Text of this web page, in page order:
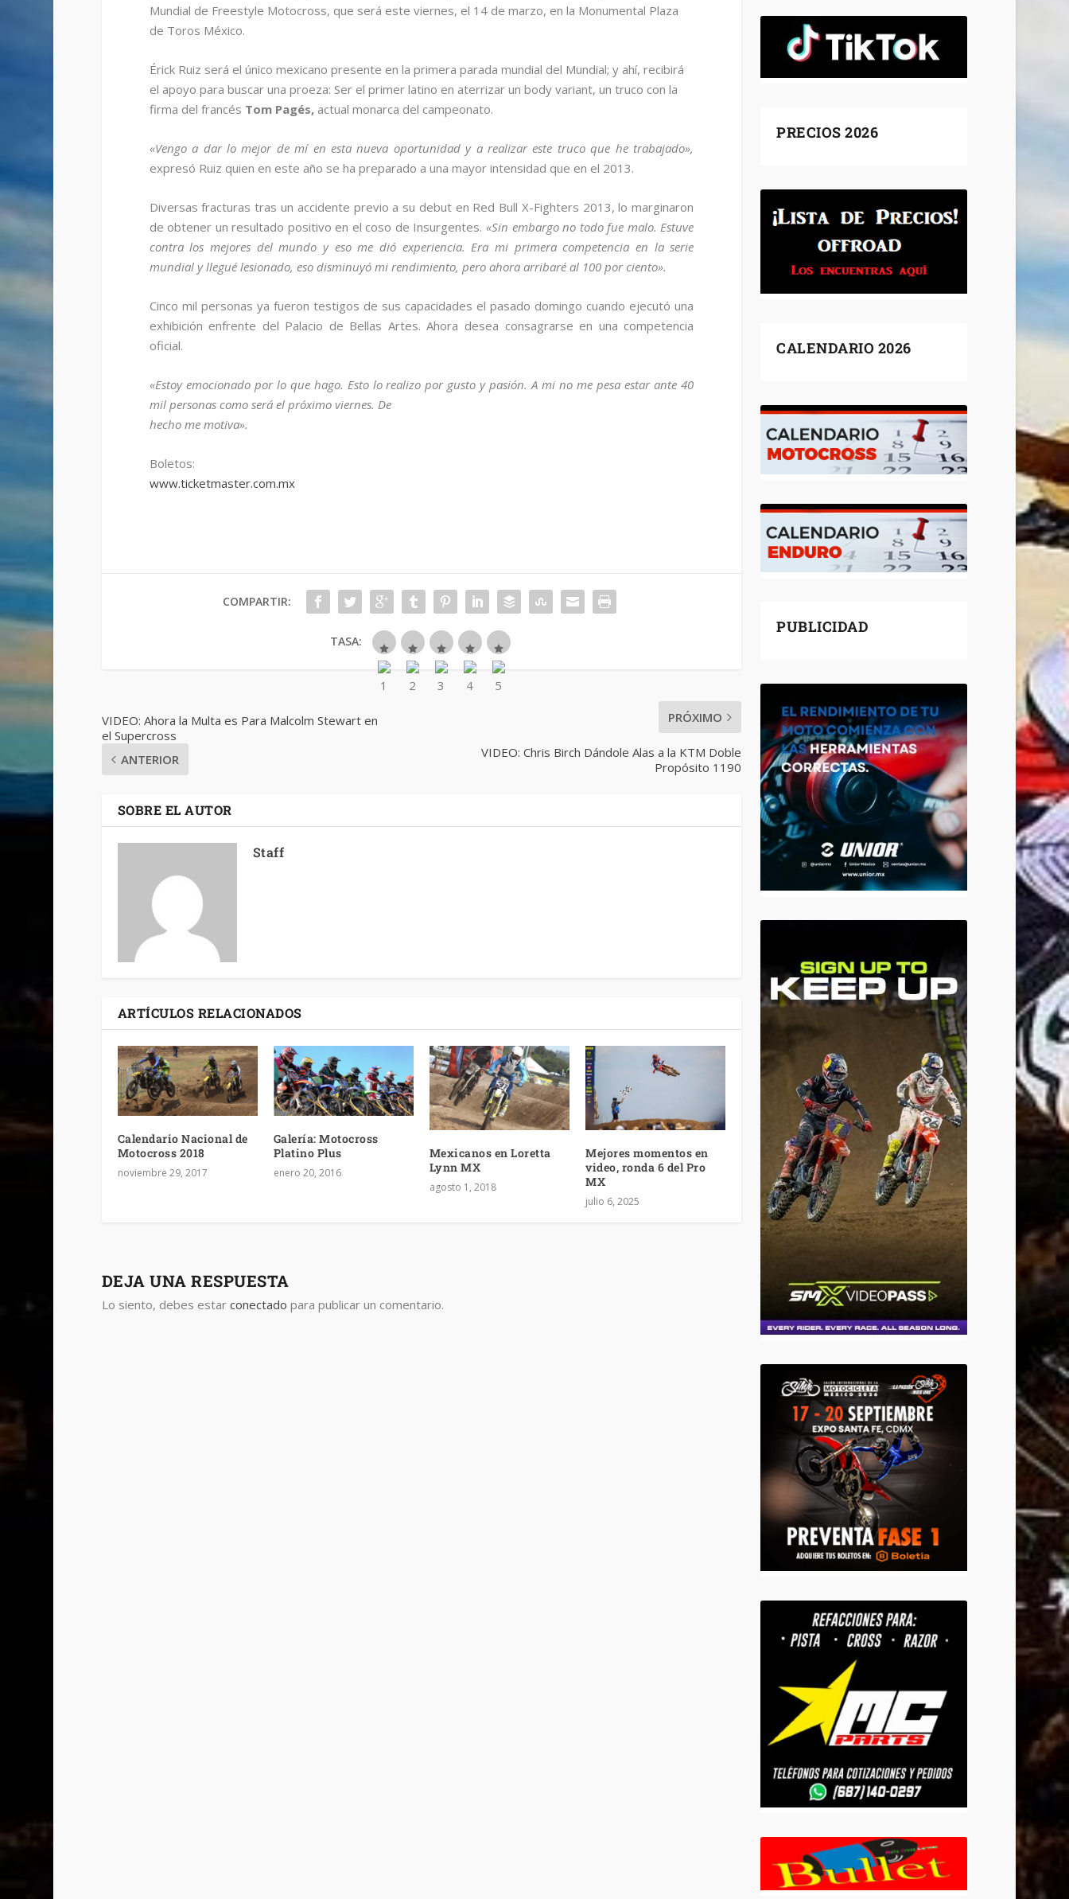
Mundial de Freestyle Motocross, que será este viernes, el 14 de marzo, en la Monumental Plaza
de Toros México.
Érick Ruiz será el único mexicano presente en la primera parada mundial del Mundial; y ahí, recibirá
el apoyo para buscar una proeza: Ser el primer latino en aterrizar un body variant, un truco con la
firma del francés Tom Pagés,actual monarca del campeonato.
«Vengo a dar lo mejor de mí en esta nueva oportunidad y a realizar este truco que he trabajado»,
expresó Ruiz quien en este año se ha preparado a una mayor intensidad que en el 2013.
Diversas fracturas tras un accidente previo a su debut en Red Bull X-Fighters 2013, lo marginaron
de obtener un resultado positivo en el coso de Insurgentes. «Sin embargo no todo fue malo. Estuve
contra los mejores del mundo y eso me dió experiencia. Era mi primera competencia en la serie
mundial y llegué lesionado, eso disminuyó mi rendimiento, pero ahora arribaré al 100 por ciento».
Cinco mil personas ya fueron testigos de sus capacidades el pasado domingo cuando ejecutó una
exhibición enfrente del Palacio de Bellas Artes. Ahora desea consagrarse en una competencia
oficial.
«Estoy emocionado por lo que hago. Esto lo realizo por gusto y pasión. A mi no me pesa estar ante 40
mil personas como será el próximo viernes. De
hecho me motiva».
Boletos:
www.ticketmaster.com.mx
COMPARTIR:
TASA:
VIDEO: Ahora la Multa es Para Malcolm Stewart en
el Supercross
ANTERIOR
PRÓXIMO
VIDEO: Chris Birch Dándole Alas a la KTM Doble
Propósito 1190
SOBRE EL AUTOR
Staff
ARTÍCULOS RELACIONADOS
Calendario Nacional de
Motocross 2018
noviembre 29, 2017
Galería: Motocross
Platino Plus
enero 20, 2016
Mexicanos en Loretta
Lynn MX
agosto 1, 2018
Mejores momentos en
video, ronda 6 del Pro
MX
julio 6, 2025
DEJA UNA RESPUESTA
Lo siento, debes estar conectado para publicar un comentario.
PRECIOS 2026
CALENDARIO 2026
PUBLICIDAD